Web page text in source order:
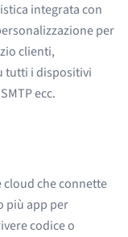
integrata con
per
clienti,
tutti i dispositivi
ecc.
che connette
più app per
codice o